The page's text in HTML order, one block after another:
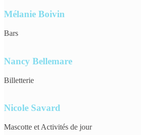
Mélanie Boivin
Bars
Nancy Bellemare
Billetterie
Nicole Savard
Mascotte et Activités de jour